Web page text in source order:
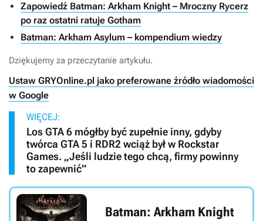
Zapowiedź Batman: Arkham Knight – Mroczny Rycerz
po raz ostatni ratuje Gotham
Batman: Arkham Asylum – kompendium wiedzy
Dziękujemy za przeczytanie artykułu.
Ustaw GRYOnline.pl jako preferowane źródło wiadomości
w Google
WIĘCEJ:
Los GTA 6 mógłby być zupełnie inny, gdyby
twórca GTA 5 i RDR2 wciąż był w Rockstar
Games. „Jeśli ludzie tego chcą, firmy powinny
to zapewnić”
Batman: Arkham Knight